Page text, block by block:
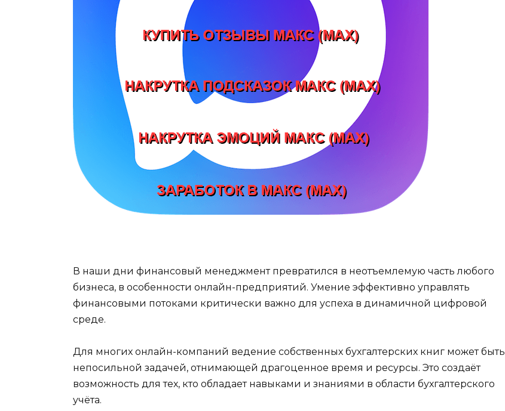
В наши дни финансовый менеджмент превратился в неотъемлемую часть любого
бизнеса, в особенности онлайн-предприятий. Умение эффективно управлять
финансовыми потоками критически важно для успеха в динамичной цифровой
среде.
Для многих онлайн-компаний ведение собственных бухгалтерских книг может быть
непосильной задачей, отнимающей драгоценное время и ресурсы. Это создаёт
возможность для тех, кто обладает навыками и знаниями в области бухгалтерского
учёта.